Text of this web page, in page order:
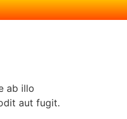
ab illo
aut fugit.